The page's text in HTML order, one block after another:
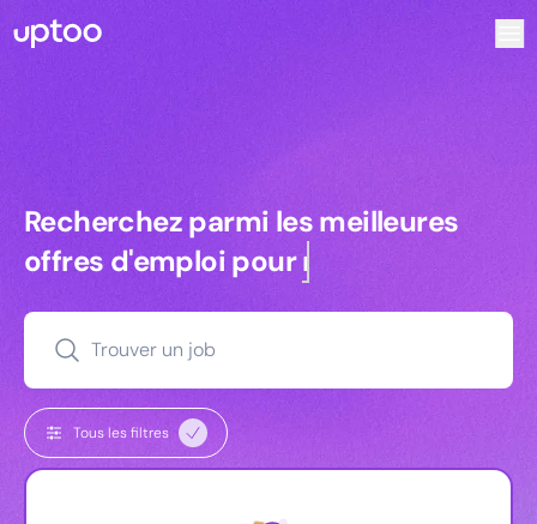
Recherchez parmi les meilleures
Recherchez parmi les meilleures
offres d'emploi pourmanagers
Trouver un job
Tous les filtres